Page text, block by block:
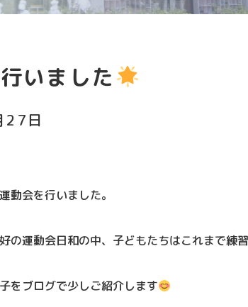
いました
日
動会を行いました。
の運動会日和の中、子どもたちはこれまで練
をブログで少しご紹介します